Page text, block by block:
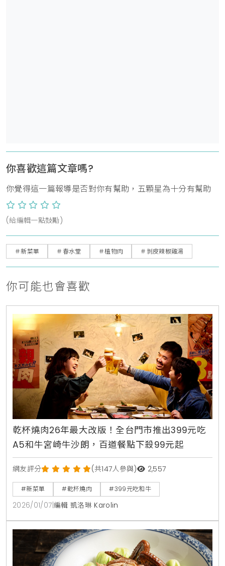
你喜歡這篇文章嗎?
你覺得這一篇報導是否對你有幫助，五顆星為十分有幫助
(給編輯一點鼓勵)
＃新菜單 ＃春水堂 ＃植物肉 ＃剝皮辣椒雞湯
你可能也會喜歡
乾杯燒肉26年最大改版！全台門市推出399元吃
A5和牛宮崎牛沙朗，百道餐點下殺99元起
網友評分 (共147人參與) 2,557
#新菜單 #乾杯燒肉 #399元吃和牛
2026/01/07 編輯 凱洛琳 Karolin